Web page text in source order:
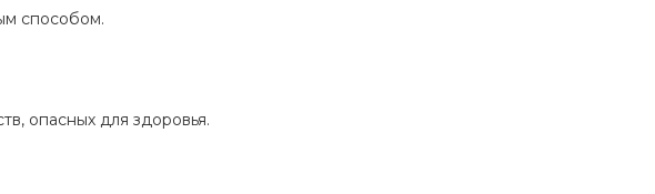
способом.
опасных для здоровья.